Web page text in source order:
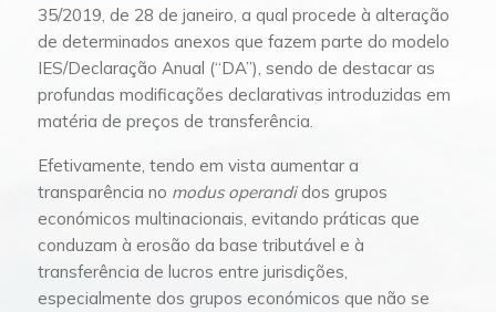
35/2019, de 28 de janeiro, a qual procede à alteração
de determinados anexos que fazem parte do modelo
IES/Declaração Anual (“DA”), sendo de destacar as
profundas modificações declarativas introduzidas em
matéria de preços de transferência.
Efetivamente, tendo em vista aumentar a
transparência no modus operandidos grupos
económicos multinacionais, evitando práticas que
conduzam à erosão da base tributável e à
transferência de lucros entre jurisdições,
especialmente dos grupos económicos que não se